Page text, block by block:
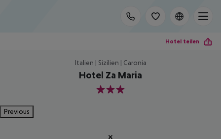
Hotel teilen
Italien | Sizilien | Caronia
Hotel Za Maria
3
Previous